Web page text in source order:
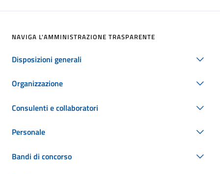
NAVIGA L'AMMINISTRAZIONE TRASPARENTE
Disposizioni generali
Organizzazione
Consulenti e collaboratori
Personale
Bandi di concorso